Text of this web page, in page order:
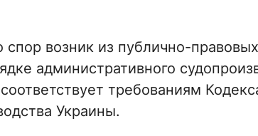
спор возник из публично-
административного
требованиям
Украины.